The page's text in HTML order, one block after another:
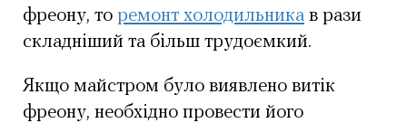
фреону, то ремонт холодильника в рази
складніший та більш трудоємкий.
Якщо майстром було виявлено витік
фреону, необхідно провести його